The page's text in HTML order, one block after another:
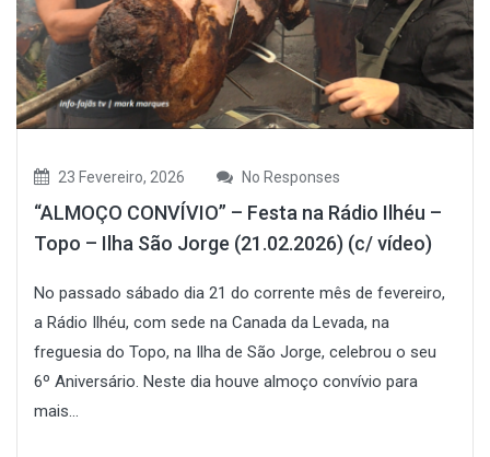
23 Fevereiro, 2026 No Responses
“ALMOÇO CONVÍVIO” – Festa na Rádio Ilhéu –
Topo – Ilha São Jorge (21.02.2026) (c/ vídeo)
No passado sábado dia 21 do corrente mês de fevereiro,
a Rádio Ilhéu, com sede na Canada da Levada, na
freguesia do Topo, na Ilha de São Jorge, celebrou o seu
6º Aniversário. Neste dia houve almoço convívio para
mais...